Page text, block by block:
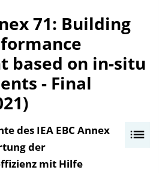
71: Building
based on in-situ
- Final
des IEA EBC Annex
der
mit Hilfe